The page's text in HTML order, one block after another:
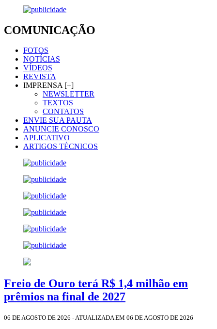
COMUNICAÇÃO
FOTOS
NOTÍCIAS
VÍDEOS
REVISTA
IMPRENSA [+]
NEWSLETTER
TEXTOS
CONTATOS
ENVIE SUA PAUTA
ANUNCIE CONOSCO
APLICATIVO
ARTIGOS TÉCNICOS
Freio de Ouro terá R$ 1,4 milhão em
prêmios na final de 2027
06 DE AGOSTO DE 2026 - ATUALIZADA EM 06 DE AGOSTO DE 2026